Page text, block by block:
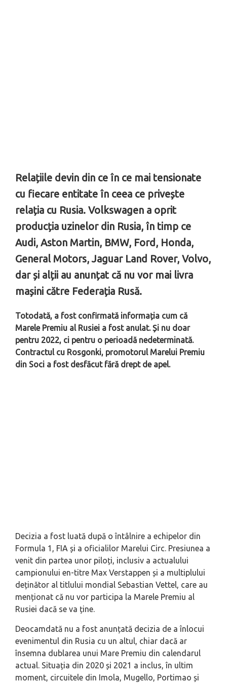
Relațiile devin din ce în ce mai tensionate
cu fiecare entitate în ceea ce privește
relația cu Rusia. Volkswagen a oprit
producția uzinelor din Rusia, în timp ce
Audi, Aston Martin, BMW, Ford, Honda,
General Motors, Jaguar Land Rover, Volvo,
dar și alții au anunțat că nu vor mai livra
mașini către Federația Rusă.
Totodată, a fost confirmată informația cum că
Marele Premiu al Rusiei a fost anulat. Și nu doar
pentru 2022, ci pentru o perioadă nedeterminată.
Contractul cu Rosgonki, promotorul Marelui Premiu
din Soci a fost desfăcut fără drept de apel.
Decizia a fost luată după o întâlnire a echipelor din
Formula 1, FIA și a oficialilor Marelui Circ. Presiunea a
venit din partea unor piloți, inclusiv a actualului
campionului en-titre Max Verstappen și a multiplului
deținător al titlului mondial Sebastian Vettel, care au
menționat că nu vor participa la Marele Premiu al
Rusiei dacă se va ține.
Deocamdată nu a fost anunțată decizia de a înlocui
evenimentul din Rusia cu un altul, chiar dacă ar
însemna dublarea unui Mare Premiu din calendarul
actual. Situația din 2020 și 2021 a inclus, în ultim
moment, circuitele din Imola, Mugello, Portimao și